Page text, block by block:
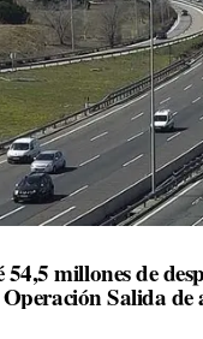
millones de
Salida de